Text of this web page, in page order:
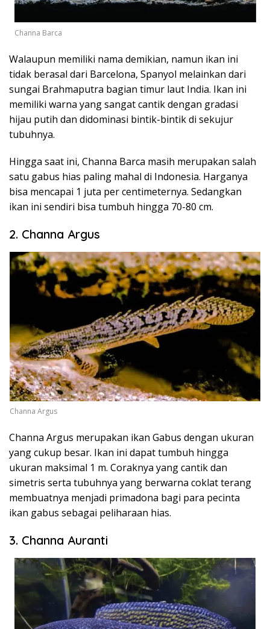
Channa Barca
Walaupun memiliki nama demikian, namun ikan ini
tidak berasal dari Barcelona, Spanyol melainkan dari
sungai Brahmaputra bagian timur laut India. Ikan ini
memiliki warna yang sangat cantik dengan gradasi
hijau putih dan didominasi bintik-bintik di sekujur
tubuhnya.
Hingga saat ini, Channa Barca masih merupakan salah
satu gabus hias paling mahal di Indonesia. Harganya
bisa mencapai 1 juta per centimeternya. Sedangkan
ikan ini sendiri bisa tumbuh hingga 70-80 cm.
2. Channa Argus
Channa Argus
Channa Argus merupakan ikan Gabus dengan ukuran
yang cukup besar. Ikan ini dapat tumbuh hingga
ukuran maksimal 1 m. Coraknya yang cantik dan
simetris serta tubuhnya yang berwarna coklat terang
membuatnya menjadi primadona bagi para pecinta
ikan gabus sebagai peliharaan hias.
3. Channa Auranti